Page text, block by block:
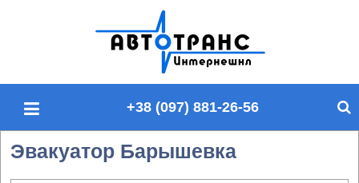
п
+38 (097) 881-26-56
Эвакуатор Барышевка